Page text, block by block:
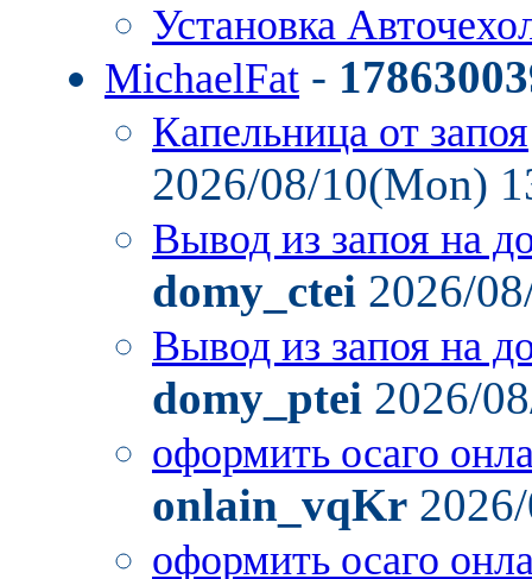
Установка
MichaelFat -
Капельница от запоя
2026/08/10(Mon)
Вывод из запоя на
domy_ctei 2026/
Вывод из запоя на
domy_ptei 2026/
оформить осаго
onlain_vqKr
оформить осаго